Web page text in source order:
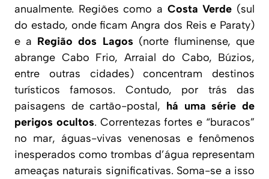
anualmente. Regiões como a Costa Verde (sul
do estado, onde ficam Angra dos Reis e Paraty)
e a Região dos Lagos (norte fluminense, que
abrange Cabo Frio, Arraial do Cabo, Búzios,
entre outras cidades) concentram destinos
turísticos famosos. Contudo, por trás das
paisagens de cartão-postal, há uma série de
perigos ocultos. Correntezas fortes e “buracos”
no mar, águas-vivas venenosas e fenômenos
inesperados como trombas d’água representam
ameaças naturais significativas. Soma-se a isso